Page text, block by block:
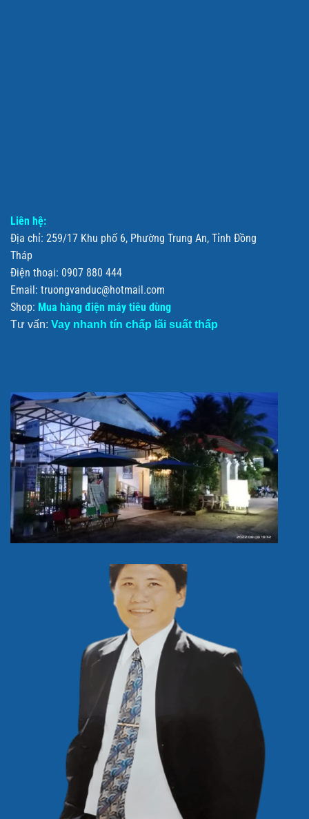
Liên hệ:
Địa chỉ: 259/17 Khu phố 6, Phường Trung An, Tỉnh Đồng
Tháp
Điện thoại: 0907 880 444
Email: truongvanduc@hotmail.com
Shop: Mua hàng điện máy tiêu dùng
Tư vấn: Vay nhanh tín chấp lãi suất thấp